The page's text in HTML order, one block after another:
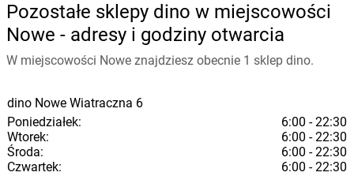
Pozostałe sklepy dino w miejscowości
Nowe - adresy i godziny otwarcia
W miejscowości Nowe znajdziesz obecnie 1 sklep dino.
dino Nowe Wiatraczna 6
Poniedziałek:
6:00 - 22:30
Wtorek:
6:00 - 22:30
Środa:
6:00 - 22:30
Czwartek:
6:00 - 22:30